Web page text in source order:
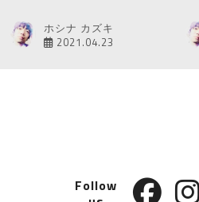
ホシナ カズキ
2021.04.23
Follow